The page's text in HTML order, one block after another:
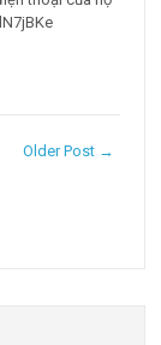
Older Post →